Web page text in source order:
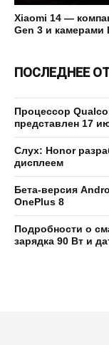
Xiaomi 14 —
Gen 3 и камерами
ПОСЛЕДНЕЕ
Процессор
представлен 17
Слух: Honor
дисплеем
Бета-версия
OnePlus 8
Подробности о
зарядка 90 Вт и